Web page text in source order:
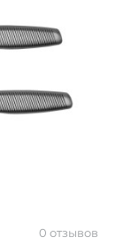
0 отзывов